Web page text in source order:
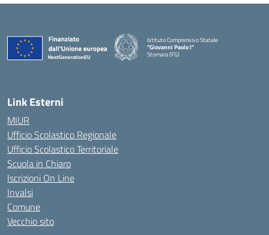
Istituto Comprensivo Statale
"Giovanni Paolo I"
Stornara (FG)
Link Esterni
MIUR
Ufficio Scolastico Regionale
Ufficio Scolastico Territoriale
Scuola in Chiaro
Iscrizioni On Line
Invalsi
Comune
Vecchio sito